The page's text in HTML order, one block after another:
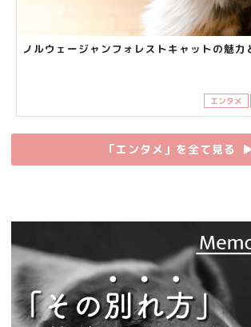
ノルウェージャンフォレストキャットの魅力
エンタメ
「エンタメ」を全て見る ▶︎